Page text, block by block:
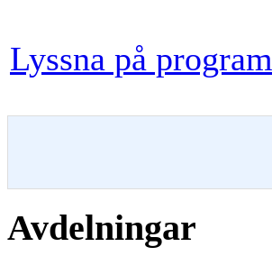
Lyssna på
Avdelningar